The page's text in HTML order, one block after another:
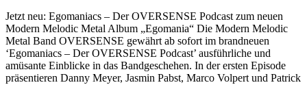
Jetzt neu: Egomaniacs – Der OVERSENSE Podcast zum neuen
Modern Melodic Metal Album „Egomania“ Die Modern Melodic
Metal Band OVERSENSE gewährt ab sofort im brandneuen
‘Egomaniacs – Der OVERSENSE Podcast’ ausführliche und
amüsante Einblicke in das Bandgeschehen. In der ersten Episode
präsentieren Danny Meyer, Jasmin Pabst, Marco Volpert und Patrick